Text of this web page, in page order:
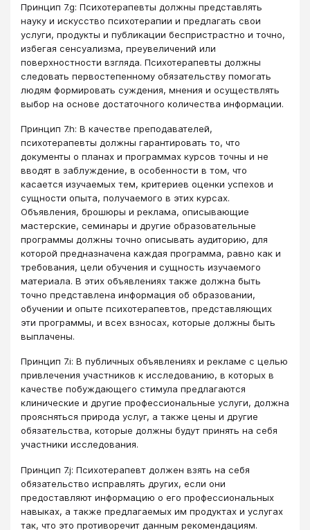
Принцип 7.g: Психотерапевты должны представлять
науку и искусство психотерапии и предлагать свои
услуги, продукты и публикации беспристрастно и точно,
избегая сенсуализма, преувеличений или
поверхностности взгляда. Психотерапевты должны
следовать первостепенному обязательству помогать
людям формировать суждения, мнения и осуществлять
выбор на основе достаточного количества информации.
Принцип 7.h: В качестве преподавателей,
психотерапевты должны гарантировать то, что
документы о планах и программах курсов точны и не
вводят в заблуждение, в особенности в том, что
касается изучаемых тем, критериев оценки успехов и
сущности опыта, получаемого в этих курсах.
Объявления, брошюры и реклама, описывающие
мастерские, семинары и другие образовательные
программы должны точно описывать аудиторию, для
которой предназначена каждая программа, равно как и
требования, цели обучения и сущность изучаемого
материала. В этих объявлениях также должна быть
точно представлена информация об образовании,
обучении и опыте психотерапевтов, представляющих
эти программы, и всех взносах, которые должны быть
выплачены.
Принцип 7.i: В публичных объявлениях и рекламе с целью
привлечения участников к исследованию, в которых в
качестве побуждающего стимула предлагаются
клинические и другие профессиональные услуги, должна
проясняться природа услуг, а также цены и другие
обязательства, которые должны будут принять на себя
участники исследования.
Принцип 7.j: Психотерапевт должен взять на себя
обязательство исправлять других, если они
предоставляют информацию о его профессиональных
навыках, а также предлагаемых им продуктах и услугах
так, что это противоречит данным рекомендациям.